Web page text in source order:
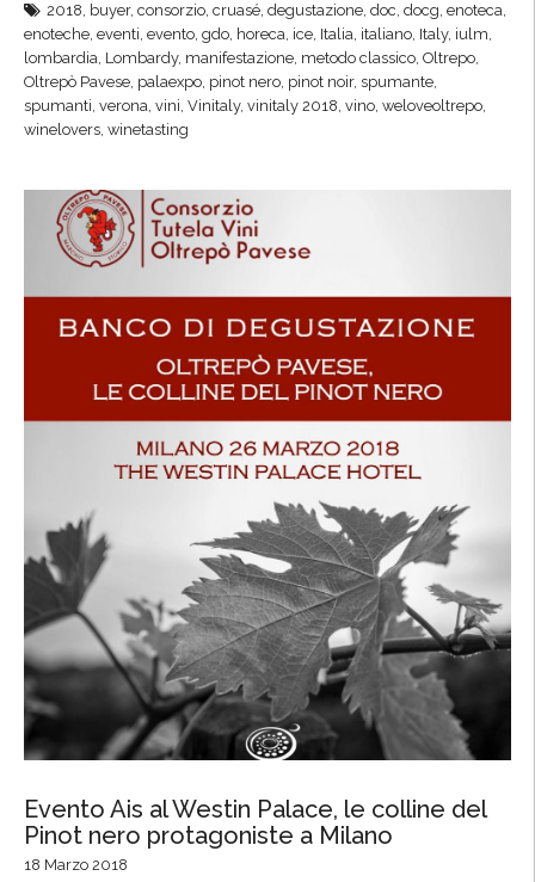
i
n
i
t
y
,
l
c
l
l
i
n
e
l
P
i
n
o
t
n
e
r
2018, buyer, consorzio, cruasé, degustazione, doc, docg, enoteca,
enoteche, eventi, evento, gdo, horeca, ice, Italia, italiano, Italy, iulm,
lombardia, Lombardy, manifestazione, metodo classico, Oltrepo,
Oltrepò Pavese, palaexpo, pinot nero, pinot noir, spumante,
spumanti, verona, vini, Vinitaly, vinitaly 2018, vino, weloveoltrepo,
winelovers, winetasting
Evento Ais al Westin Palace, le colline del
Pinot nero protagoniste a Milano
18 Marzo 2018